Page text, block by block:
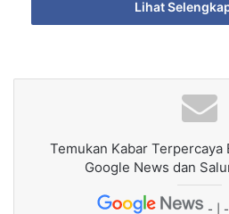
“Saya belum bisa memberikan
ucapnya seperti yang dilansir
Ungkapan yang mencerminkan
menangani setiap keputusan
Lihat
Temukan Kabar Terpercaya
Google News dan
- | -